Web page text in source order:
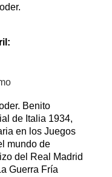
Benito
de Italia 1934,
en los Juegos
mundo de
del Real Madrid
Guerra Fría